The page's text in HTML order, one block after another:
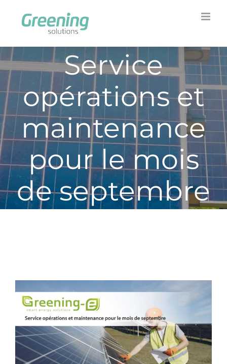
content
Service
opérations et
maintenance
pour le mois
de septembre
Larger
Image